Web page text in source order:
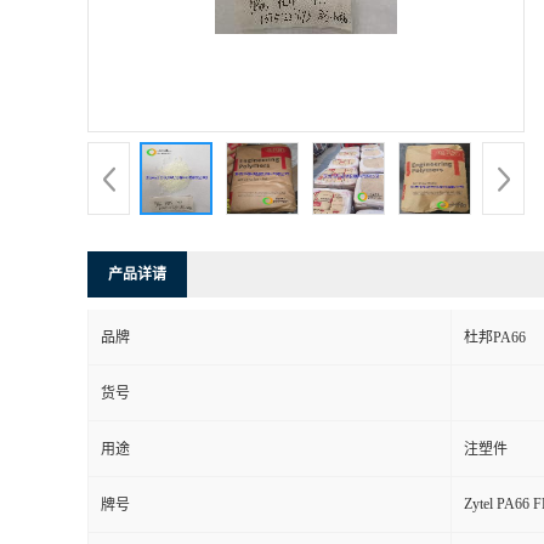
产品详请
品牌 杜邦PA66
货号
用途 注塑件
牌号 Zytel PA66